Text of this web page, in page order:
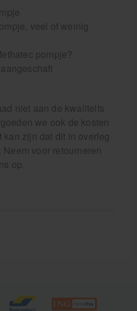
veel of weinig
pompje?
niet aan de kwaliteits
we ook de kosten
kan zijn dat dit in overleg
voor retourneren
op.